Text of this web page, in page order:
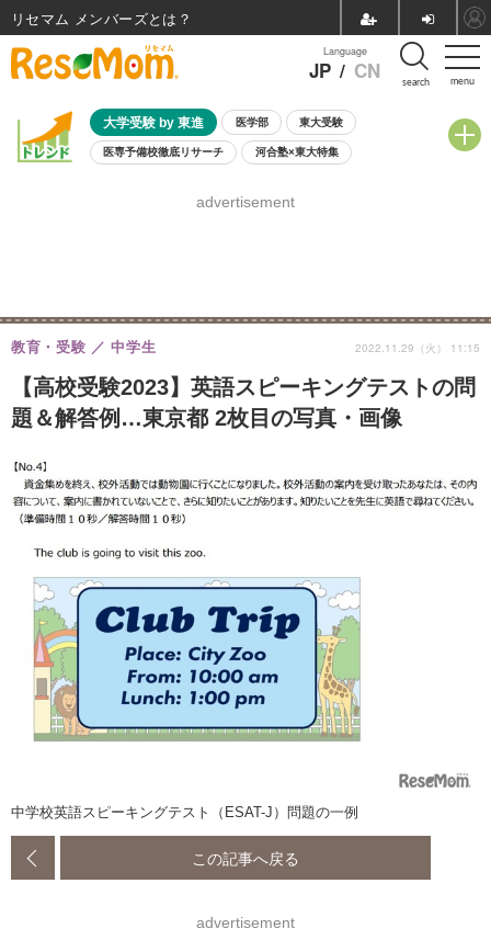
menu
Language
JP / CN search
大学受験 by 東進 医学部 東大受験
医専予備校徹底リサーチ 河合塾×東大特集
8月開催学校説明会・相談会
advertisement
【高校受験2023】英語スピーキングテストの問
題＆解答例…東京都 2枚目の写真・画像
教育・受験 中学生 2022.11.29（火） 11:15
中学校英語スピーキングテスト（ESAT-J）問題の一例
この記事へ戻る
advertisement
リセマム メンバーズ